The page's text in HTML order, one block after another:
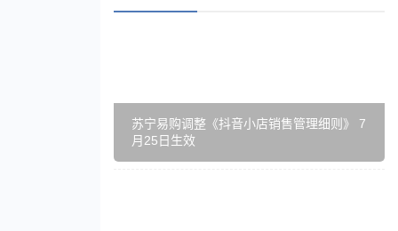
苏宁易购调整《抖音小店销售管理细则》 7
月25日生效